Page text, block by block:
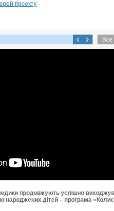
проекту
продовжують успішно
народжених дітей – програма